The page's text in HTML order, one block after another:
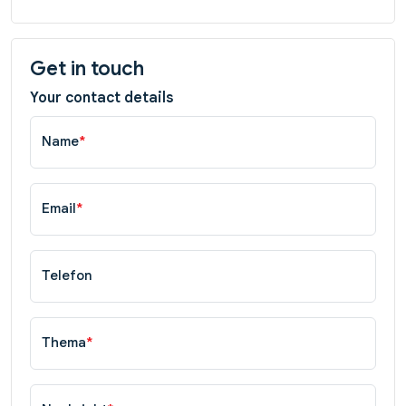
Get in touch
Your contact details
Name*
Email*
Telefon
Thema*